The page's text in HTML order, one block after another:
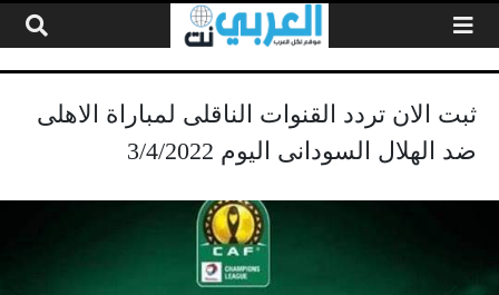
ثبت الان تردد القنوات الناقلى لمباراة الاهلى
ضد الهلال السودانى اليوم 3/4/2022